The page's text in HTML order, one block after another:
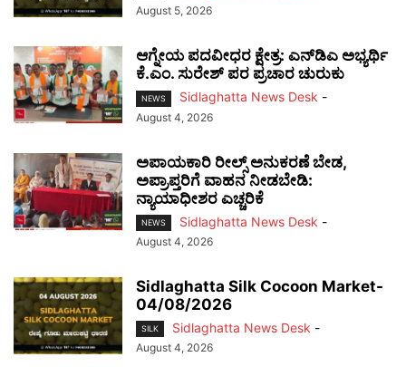
August 5, 2026
ಆಗ್ನೇಯ ಪದವೀಧರ ಕ್ಷೇತ್ರ: ಎನ್‌ಡಿಎ ಅಭ್ಯರ್ಥಿ
ಕೆ.ಎಂ. ಸುರೇಶ್ ಪರ ಪ್ರಚಾರ ಚುರುಕು
NEWS Sidlaghatta News Desk -
August 4, 2026
ಅಪಾಯಕಾರಿ ರೀಲ್ಸ್ ಅನುಕರಣೆ ಬೇಡ,
ಅಪ್ರಾಪ್ತರಿಗೆ ವಾಹನ ನೀಡಬೇಡಿ:
ನ್ಯಾಯಾಧೀಶರ ಎಚ್ಚರಿಕೆ
NEWS Sidlaghatta News Desk -
August 4, 2026
Sidlaghatta Silk Cocoon Market-
04/08/2026
SILK Sidlaghatta News Desk -
August 4, 2026